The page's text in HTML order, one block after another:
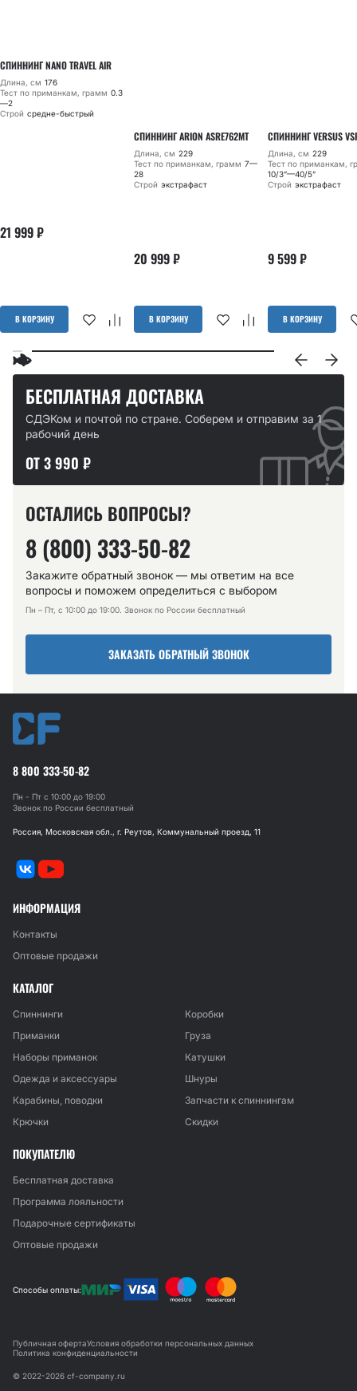
СПИННИНГ NANO TRAVEL AIR
Длина, см 176
Тест по приманкам, грамм 0.3
—2
Строй средне-быстрый
21 999₽
В КОРЗИНУ
СПИННИНГ ARION ASRE762MT
Длина, см 229
Тест по приманкам, грамм 7—
28
Строй экстрафаст
20 999₽
В КОРЗИНУ
СПИННИНГ VERSUS
Длина, см 229
Тест по приманкам,
10/3”—40/5”
Строй экстрафаст
9 599₽
В КОРЗИНУ
БЕСПЛАТНАЯ ДОСТАВКА
СДЭКом и почтой по стране. Соберем и отправим за 1
рабочий день
ОТ 3 990 ₽
ОСТАЛИСЬ ВОПРОСЫ?
8 (800) 333-50-82
Закажите обратный звонок — мы ответим на все
вопросы и поможем определиться с выбором
Пн – Пт, с 10:00 до 19:00. Звонок по России бесплатный
ЗАКАЗАТЬ ОБРАТНЫЙ ЗВОНОК
8 800 333-50-82
Пн - Пт с 10:00 до 19:00
Звонок по России бесплатный
Россия, Московская обл., г. Реутов, Коммунальный проезд, 11
ИНФОРМАЦИЯ
Контакты
Оптовые продажи
КАТАЛОГ
Спиннинги
Коробки
Приманки
Груза
Наборы приманок
Катушки
Одежда и аксессуары
Шнуры
Карабины, поводки
Запчасти к спиннингам
Крючки
Скидки
ПОКУПАТЕЛЮ
Бесплатная доставка
Программа лояльности
Подарочные сертификаты
Оптовые продажи
Способы оплаты:
© 2022-2026 cf-company.ru
Публичная офертаУсловия обработки персональных данных
Политика конфиденциальности